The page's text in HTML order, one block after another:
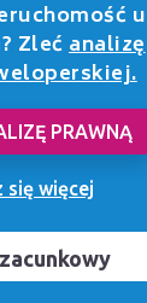
u
Zlećanalizę
PRAWNĄ
się więcej